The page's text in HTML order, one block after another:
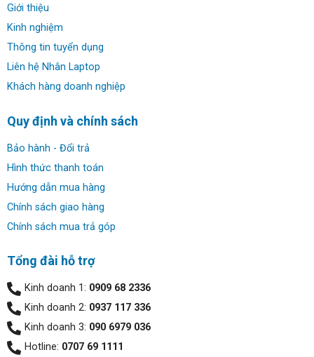
Thiết kế Dell Latitude 9520 (2021):
Vì là dòng cao cấp nhất của Latitude nên Dell rất quan
được bao phủ một màu xám đậm cũng logo Dell cnc ở
giữa giúp cho máy trở nên vô cùng nổi bật. Thật đơn giản
nhưng đầy tinh tế!
Giới thiệu
Kinh nghiệm
Thông tin tuyển dụng
Liên hệ Nhân Laptop
Khách hàng doanh nghiệp
Quy định và chính sách
Bảo hành - Đổi trả
Hình thức thanh toán
Hướng dẫn mua hàng
Chính sách giao hàng
Chính sách mua trả góp
Tổng đài hỗ trợ
Kinh doanh 1: 0909 68 2336
Kinh doanh 2: 0937 117 336
Kinh doanh 3: 090 6979 036
Hotline: 0707 69 1111